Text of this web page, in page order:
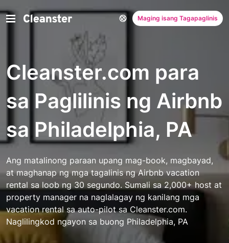
Maging isang Tagapaglinis
Cleanster.com para
sa Paglilinis ng Airbnb
sa Philadelphia, PA
Ang matalinong paraan upang mag-book, magbayad,
at maghanap ng mga tagalinis ng Airbnb vacation
rental sa loob ng 30 segundo. Sumali sa 2,000+ host at
property manager na naglalagay ng kanilang mga
vacation rental sa auto-pilot sa Cleanster.com.
Naglilingkod ngayon sa buong Philadelphia, PA